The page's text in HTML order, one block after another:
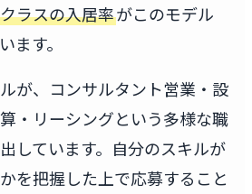
ラスの入居率がこのモデル
ます。
が、コンサルタント営業・設
・リーシングという多様な職
しています。自分のスキルが
を把握した上で応募すること